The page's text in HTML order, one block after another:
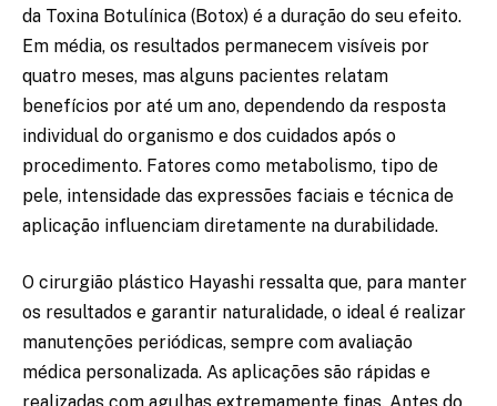
da Toxina Botulínica (Botox) é a duração do seu efeito.
Em média, os resultados permanecem visíveis por
quatro meses, mas alguns pacientes relatam
benefícios por até um ano, dependendo da resposta
individual do organismo e dos cuidados após o
procedimento. Fatores como metabolismo, tipo de
pele, intensidade das expressões faciais e técnica de
aplicação influenciam diretamente na durabilidade.
O cirurgião plástico Hayashi ressalta que, para manter
os resultados e garantir naturalidade, o ideal é realizar
manutenções periódicas, sempre com avaliação
médica personalizada. As aplicações são rápidas e